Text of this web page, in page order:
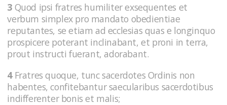
3 Quod ipsi fratres humiliter exsequentes et
verbum simplex pro mandato obedientiae
reputantes, se etiam ad ecclesias quas e longinquo
prospicere poterant inclinabant, et proni in terra,
prout instructi fuerant, adorabant.
4Fratres quoque, tunc sacerdotes Ordinis non
habentes, confitebantur saecularibus sacerdotibus
indifferenter bonis et malis;